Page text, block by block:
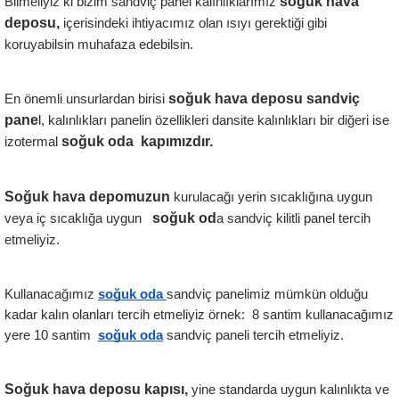
deposu, içerisindeki ihtiyacımız olan ısıyı gerektiği gibi
koruyabilsin muhafaza edebilsin.
En önemli unsurlardan birisi soğuk hava deposu sandviç
pane l, kalınlıkları panelin özellikleri dansite kalınlıkları bir diğeri ise
izotermal soğuk oda  kapımızdır.
Soğuk hava depomuzun kurulacağı yerin sıcaklığına uygun
veya iç sıcaklığa uygun
soğuk oda sandviç kilitli panel tercih
etmeliyiz.
Kullanacağımız soğuk oda sandviç panelimiz mümkün olduğu
kadar kalın olanları tercih etmeliyiz örnek:  8 santim kullanacağımız
yere 10 santim soğuk oda sandviç paneli tercih etmeliyiz.
Soğuk hava deposu kapısı, yine standarda uygun kalınlıkta ve